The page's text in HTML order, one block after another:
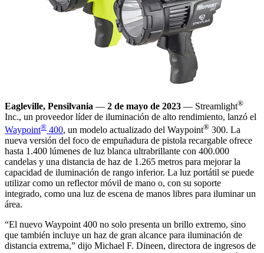
Eagleville, Pensilvania — 2 de mayo de 2023 — Streamlight®
Inc., un proveedor líder de iluminación de alto rendimiento, lanzó el
Waypoint® 400, un modelo actualizado del Waypoint® 300. La
nueva versión del foco de empuñadura de pistola recargable ofrece
hasta 1.400 lúmenes de luz blanca ultrabrillante con 400.000
candelas y una distancia de haz de 1.265 metros para mejorar la
capacidad de iluminación de rango inferior. La luz portátil se puede
utilizar como un reflector móvil de mano o, con su soporte
integrado, como una luz de escena de manos libres para iluminar un
área.
“El nuevo Waypoint 400 no solo presenta un brillo extremo, sino
que también incluye un haz de gran alcance para iluminación de
distancia extrema,” dijo Michael F. Dineen, directora de ingresos de